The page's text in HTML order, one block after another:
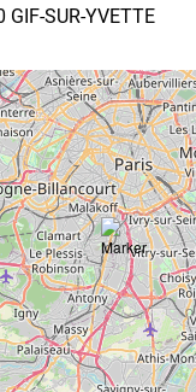
GIF-SUR-YVETTE